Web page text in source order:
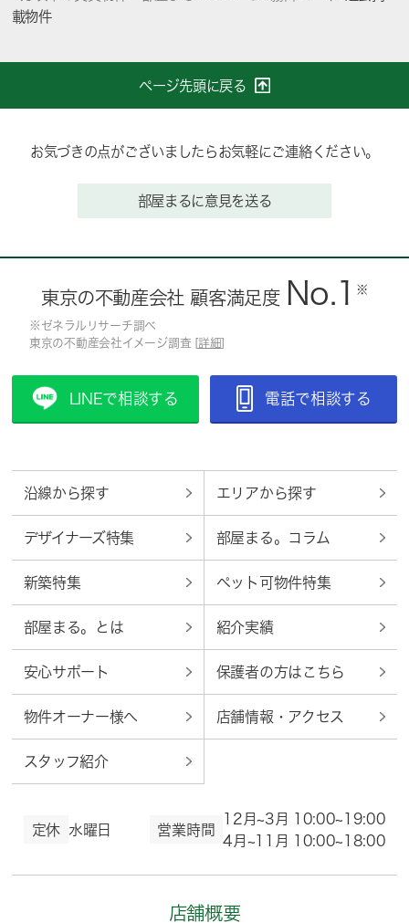
載物件
ページ先頭に戻る
お気づきの点がございましたらお気軽にご連絡ください。
部屋まるに意見を送る
東京の不動産会社 顧客満足度 No.1 ※
※ゼネラルリサーチ調べ
東京の不動産会社イメージ調査 [ 詳細
LINEで相談する 電話で相談する
沿線から探す エリアから探す
デザイナーズ特集 部屋まる。コラム
新築特集 ペット可物件特集
部屋まる。とは 紹介実績
安心サポート 保護者の方はこちら
物件オーナー様へ 店舗情報・アクセス
スタッフ紹介
定休 水曜日 営業時間
12月~3月 10:00~19:00
4月~11月 10:00~18:00
店舗概要